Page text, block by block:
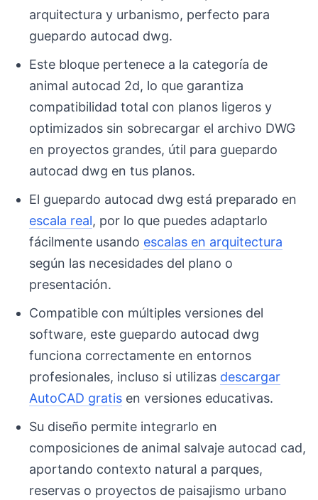
arquitectura y urbanismo, perfecto para
guepardo autocad dwg.
Este bloque pertenece a la categoría de
animal autocad 2d, lo que garantiza
compatibilidad total con planos ligeros y
optimizados sin sobrecargar el archivo DWG
en proyectos grandes, útil para guepardo
autocad dwg en tus planos.
El guepardo autocad dwg está preparado en
escala real, por lo que puedes adaptarlo
fácilmente usando escalas en arquitectura
según las necesidades del plano o
presentación.
Compatible con múltiples versiones del
software, este guepardo autocad dwg
funciona correctamente en entornos
profesionales, incluso si utilizas descargar
AutoCAD gratis en versiones educativas.
Su diseño permite integrarlo en
composiciones de animal salvaje autocad cad,
aportando contexto natural a parques,
reservas o proyectos de paisajismo urbano